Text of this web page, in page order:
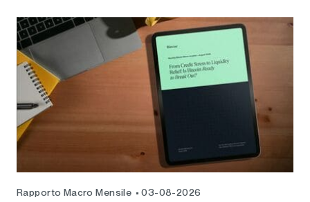
Rapporto Macro Mensile 03-08-2026